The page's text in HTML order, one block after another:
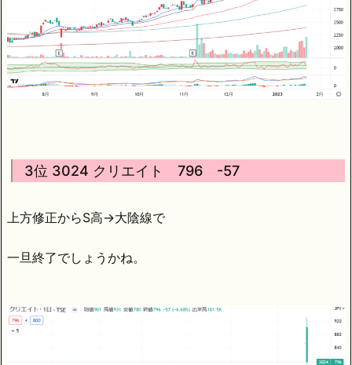
3位 3024 クリエイト 796 -57
上方修正からS高→大陰線で
一旦終了でしょうかね。